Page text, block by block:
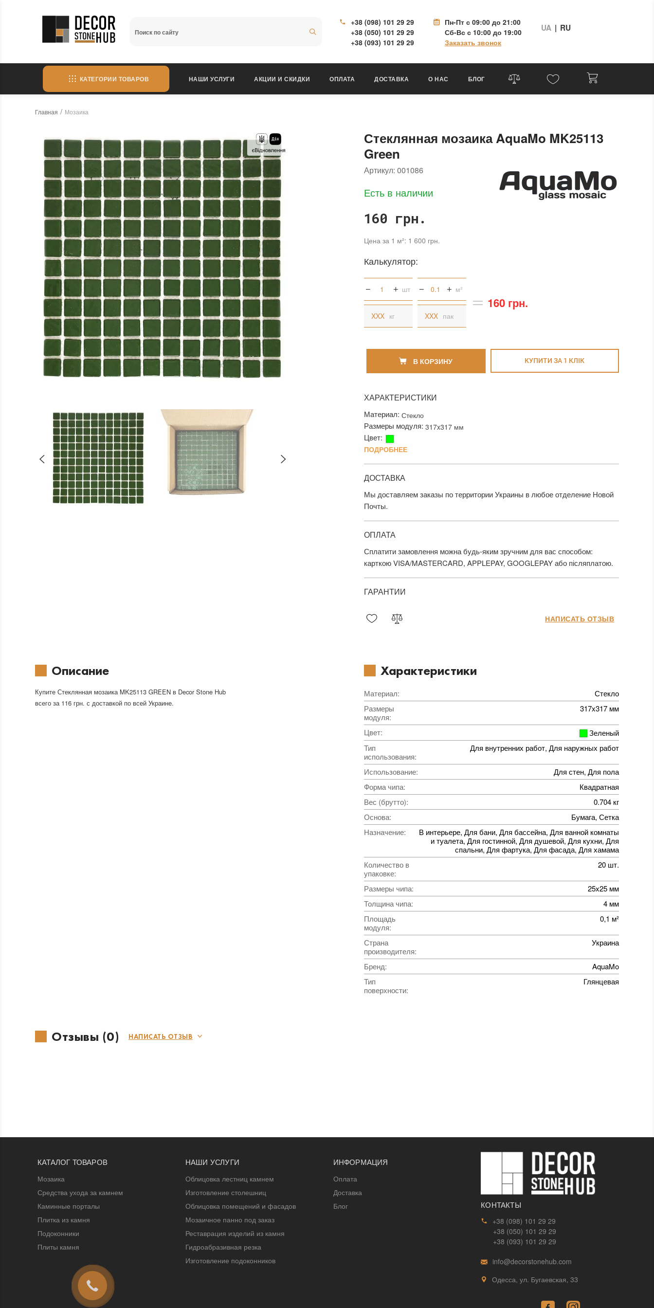
+38 (098) 101 29 29
+38 (050) 101 29 29
+38 (093) 101 29 29
Пн-Пт с 09:00 до 21:00
Сб-Вс с 10:00 до 19:00
Заказать звонок
UA | RU
КАТЕГОРИИ ТОВАРОВ НАШИ УСЛУГИ АКЦИИ И СКИДКИ ОПЛАТА ДОСТАВКА О НАС БЛОГ
Главная Мозаика
Стеклянная мозаика AquaMo MK25113
Green
Артикул: 001086
Есть в наличии
160 грн.
Цена за 1 м²: 1 600 грн.
Калькулятор:
шт м²
кг пак
160 грн.
В КОРЗИНУ КУПИТИ ЗА 1 КЛIК
ХАРАКТЕРИСТИКИ
Материал: Стекло
Размеры модуля: 317x317 мм
Цвет:
ПОДРОБНЕЕ
ДОСТАВКА
Мы доставляем заказы по территории Украины в любое отделение Новой
Почты.
ОПЛАТА
Сплатити замовлення можна будь-яким зручним для вас способом:
карткою VISA/MASTERCARD, APPLEPAY, GOOGLEPAY або післяплатою.
ГАРАНТИИ
НАПИСАТЬ ОТЗЫВ
Описание
Купите Стеклянная мозаика MK25113 GREEN в Decor Stone Hub
всего за 116 грн. с доставкой по всей Украине.
Характеристики
Материал:
Стекло
Размеры
модуля:
317x317 мм
Цвет:
Зеленый
Тип
использования:
Для внутренних работ, Для наружных работ
Использование:
Для стен, Для пола
Форма чипа:
Квадратная
Вес (брутто):
0.704 кг
Основа:
Бумага, Сетка
Назначение:
В интерьере, Для бани, Для бассейна, Для ванной комнаты
и туалета, Для гостинной, Для душевой, Для кухни, Для
спальни, Для фартука, Для фасада, Для хамама
Количество в
упаковке:
20 шт.
Размеры чипа:
25x25 мм
Толщина чипа:
4 мм
Площадь
модуля:
0,1 м²
Страна
производителя:
Украина
Бренд:
AquaMo
Тип
поверхности:
Глянцевая
Отзывы (0) НАПИСАТЬ ОТЗЫВ
КАТАЛОГ ТОВАРОВ
Мозаика
Средства ухода за камнем
Каминные порталы
Плитка из камня
Подоконники
Плиты камня
НАШИ УСЛУГИ
Облицовка лестниц камнем
Изготовление столешниц
Облицовка помещений и фасадов
Мозаичное панно под заказ
Реставрация изделий из камня
Гидроабразивная резка
Изготовление подоконников
ИНФОРМАЦИЯ
Оплата
Доставка
Блог
КОНТАКТЫ
+38 (098) 101 29 29
+38 (050) 101 29 29
+38 (093) 101 29 29
info@decorstonehub.com
Одесса, ул. Бугаевская, 33